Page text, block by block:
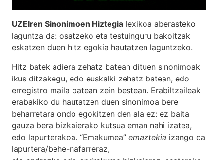
UZEIren Sinonimoen Hiztegia lexikoa aberasteko
laguntza da: osatzeko eta testuinguru bakoitzak
eskatzen duen hitz egokia hautatzen laguntzeko.
Hitz batek adiera zehatz batean dituen sinonimoak
ikus ditzakegu, edo euskalki zehatz batean, edo
erregistro maila batean zein bestean. Erabiltzaileak
erabakiko du hautatzen duen sinonimoa bere
beharretara ondo egokitzen den ala ez: ez baita
gauza bera bizkaierako kutsua eman nahi izatea,
edo lapurterakoa. “Emakumea” emaztekia izango da
lapurtera/behe-nafarreraz,